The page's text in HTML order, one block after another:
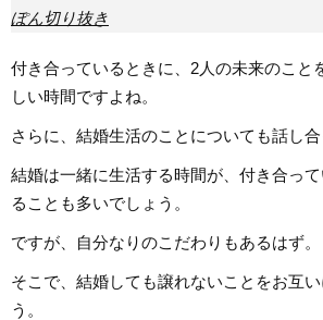
ぽん切り抜き
付き合っているときに、2人の未来のこと
しい時間ですよね。
さらに、結婚生活のことについても話し
結婚は一緒に生活する時間が、付き合っ
ることも多いでしょう。
ですが、自分なりのこだわりもあるはず。
そこで、結婚しても譲れないことをお互
う。